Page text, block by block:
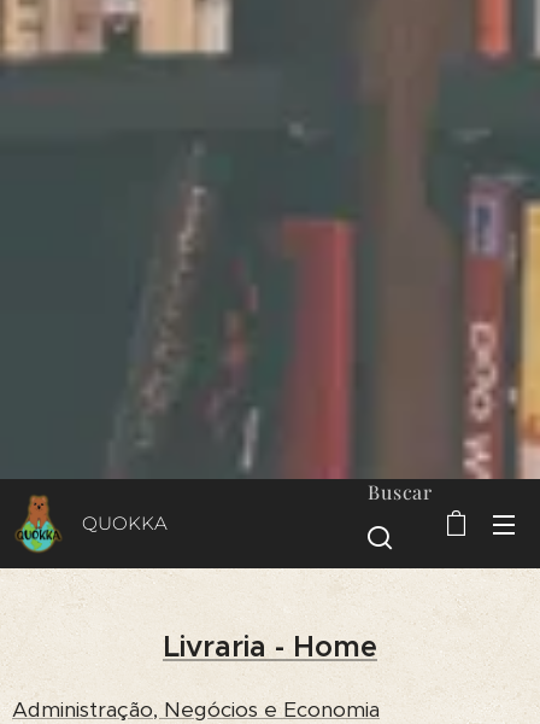
QUOKKA
Buscar
Livraria - Home
Administração, Negócios e Economia